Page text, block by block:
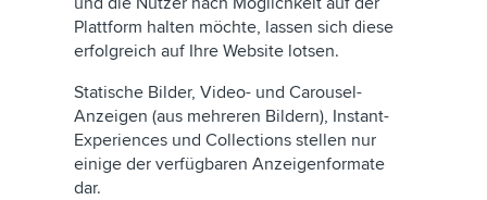
Plattform halten möchte, lassen sich diese
erfolgreich auf Ihre Website lotsen.
Statische Bilder, Video- und Carousel-
Anzeigen (aus mehreren Bildern), Instant-
Experiences und Collections stellen nur
einige der verfügbaren Anzeigenformate
dar.